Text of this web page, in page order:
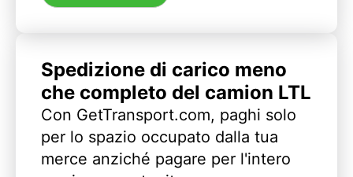
Spedizione di carico meno
che completo del camion LTL
Con GetTransport.com, paghi solo
per lo spazio occupato dalla tua
merce anziché pagare per l'intero